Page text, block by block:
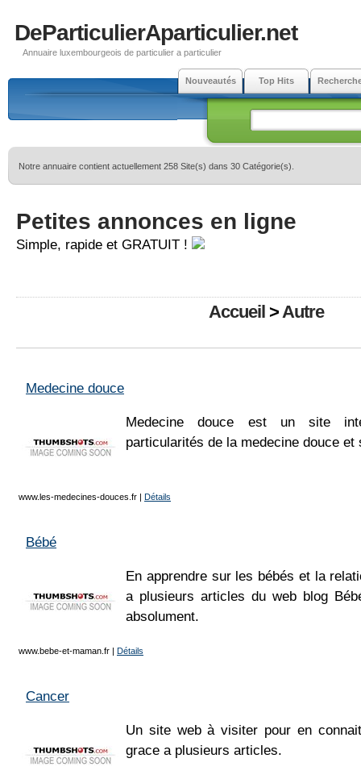
DeParticulierAparticulier.net
Annuaire luxembourgeois de particulier a particulier
Nouveautés Top Hits
Notre annuaire contient actuellement 258 Site(s) dans 30 Catégorie(s).
Petites annonces en ligne
Simple, rapide et GRATUIT !
Accueil>Autre
Medecine douce
Medecine douce est un site
particularités de la medecine douce et
www.les-medecines-douces.fr | Détails
Bébé
En apprendre sur les bébés et la
a plusieurs articles du web blog
absolument.
www.bebe-et-maman.fr | Détails
Cancer
Un site web à visiter pour en
grace a plusieurs articles.